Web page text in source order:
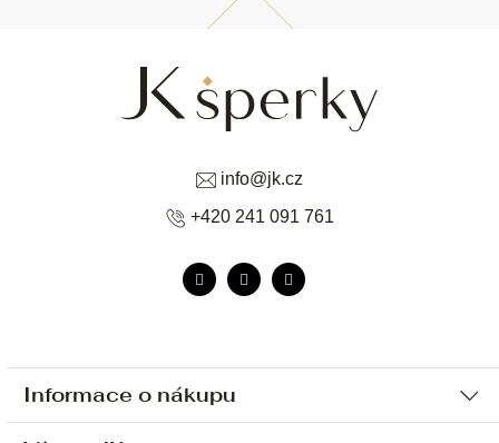
Informace o nákupu
info@jk.cz
+420 241 091 761